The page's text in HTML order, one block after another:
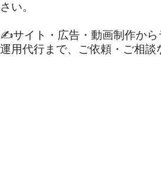
さい。
✍️サイト・広告・動画制作から
運用代行まで、ご依頼・ご相談